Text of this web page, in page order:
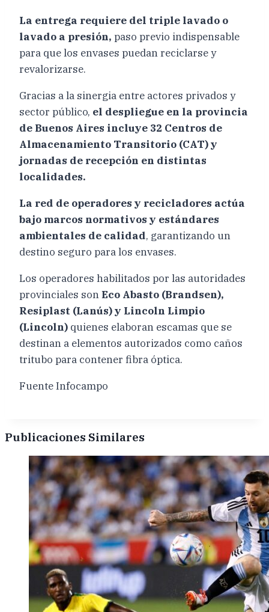
La entrega requiere del triple lavado o
lavado a presión, paso previo indispensable
para que los envases puedan reciclarse y
revalorizarse.
Gracias a la sinergia entre actores privados y
sector público, el despliegue en la provincia
de Buenos Aires incluye 32 Centros de
Almacenamiento Transitorio (CAT) y
jornadas de recepción en distintas
localidades.
La red de operadores y recicladores actúa
bajo marcos normativos y estándares
ambientales de calidad, garantizando un
destino seguro para los envases.
Los operadores habilitados por las autoridades
provinciales sonEco Abasto (Brandsen),
Resiplast (Lanús) y Lincoln Limpio
(Lincoln) quienes elaboran escamas que se
destinan a elementos autorizados como caños
tritubo para contener fibra óptica.
Fuente Infocampo
Publicaciones Similares